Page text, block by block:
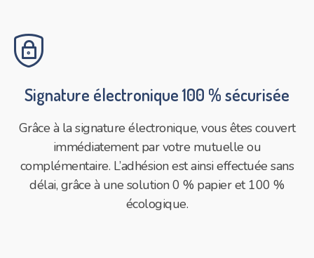
shield_lock
Signature électronique 100 % sécurisée
Grâce à la signature électronique, vous êtes couvert
immédiatement par votre mutuelle ou
complémentaire. L’adhésion est ainsi effectuée sans
délai, grâce à une solution 0 % papier et 100 %
écologique.